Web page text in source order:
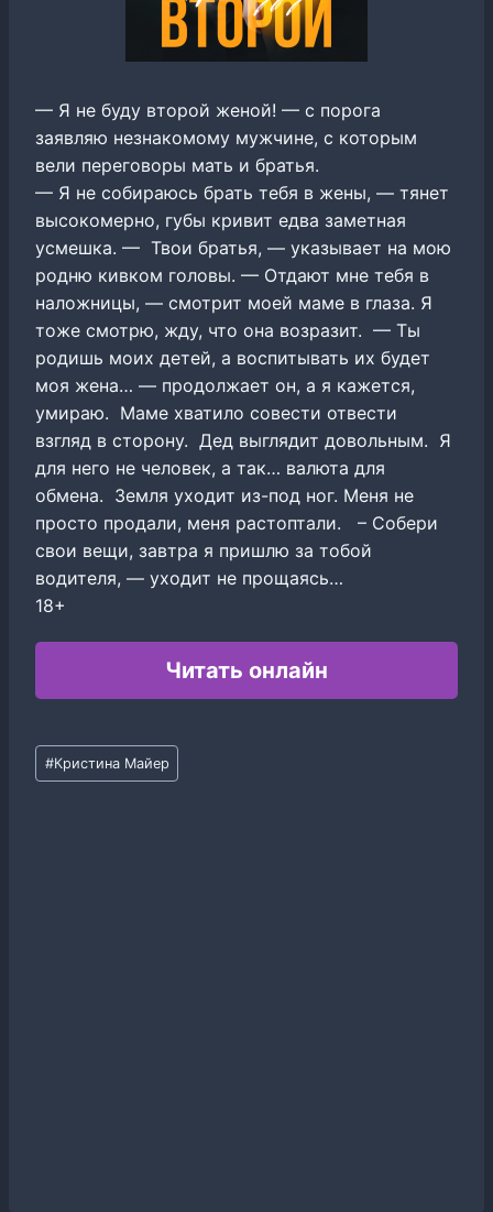
— Я не буду второй женой! — с порога
заявляю незнакомому мужчине, с которым
вели переговоры мать и братья.
— Я не собираюсь брать тебя в жены, — тянет
высокомерно, губы кривит едва заметная
усмешка. — Твои братья, — указывает на мою
родню кивком головы. — Отдают мне тебя в
наложницы, — смотрит моей маме в глаза. Я
тоже смотрю, жду, что она возразит. — Ты
родишь моих детей, а воспитывать их будет
моя жена… — продолжает он, а я кажется,
умираю. Маме хватило совести отвести
взгляд в сторону. Дед выглядит довольным. Я
для него не человек, а так… валюта для
обмена. Земля уходит из-под ног. Меня не
просто продали, меня растоптали. – Собери
свои вещи, завтра я пришлю за тобой
водителя, — уходит не прощаясь…
18+
Читать онлайн
Метки
записи:
#Кристина Майер